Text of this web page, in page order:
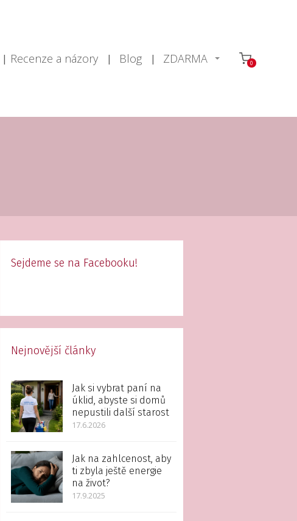
Recenze a názory Blog ZDARMA 0
Sejdeme se na Facebooku!
Nejnovější články
Jak si vybrat paní na
úklid, abyste si domů
nepustili další starost
17.6.2026
Jak na zahlcenost, aby
ti zbyla ještě energie
na život?
17.9.2025